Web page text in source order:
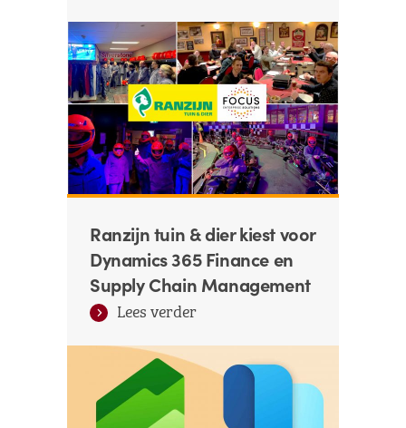
Ranzijn tuin & dier kiest voor
Dynamics 365 Finance en
Supply Chain Management
Lees verder